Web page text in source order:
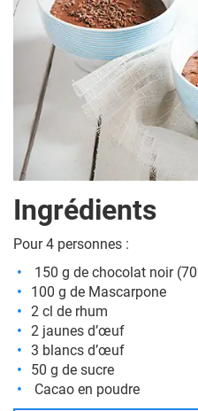
Ingrédients
Pour 4 personnes :
150 g de chocolat noir
100 g de Mascarpone
2 cl de rhum
2 jaunes d’œuf
3 blancs d’œuf
50 g de sucre
Cacao en poudre